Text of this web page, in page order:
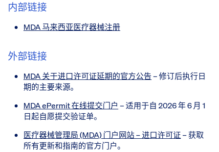
内部链接
MDA 马来西亚医疗器械注册
外部链接
MDA 关于进口许可证延期的官方公告– 修订后执行日
期的主要来源。
MDA ePermit 在线提交门户 – 适用于自 2026 年 6 月 1
日起自愿提交验证单。
医疗器械管理局 (MDA) 门户网站 – 进口许可证– 获取
所有更新和指南的官方门户。